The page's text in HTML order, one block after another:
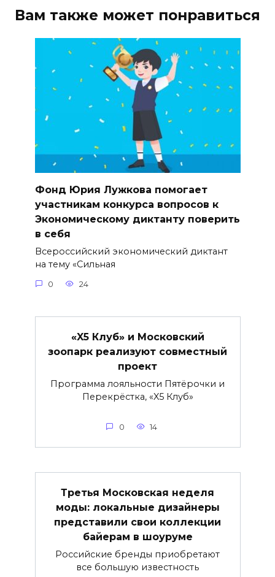
Вам также может понравиться
Фонд Юрия Лужкова помогает
участникам конкурса вопросов к
Экономическому диктанту поверить
в себя
Всероссийский экономический диктант
на тему «Сильная
0 24
«X5 Клуб» и Московский
зоопарк реализуют совместный
проект
Программа лояльности Пятёрочки и
Перекрёстка, «X5 Клуб»
0 14
Третья Московская неделя
моды: локальные дизайнеры
представили свои коллекции
байерам в шоуруме
Российские бренды приобретают
все большую известность